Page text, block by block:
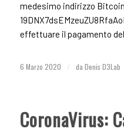
medesimo indirizzo Bitcoin
effettuare il pagamento
6 Marzo 2020 / da Denis D3Lab
CoronaVirus: